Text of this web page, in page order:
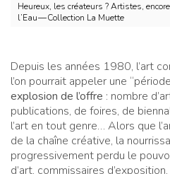
Heureux, les créateurs ? Artistes,
l’Eau — Collection La Muette
Depuis les années 1980, l’art
l’on pourrait appeler une
explosion de l’offre : nombre
publications, de foires, de
l’art en tout genre… Alors que
de la chaîne créative, la
progressivement perdu le
d’art, commissaires